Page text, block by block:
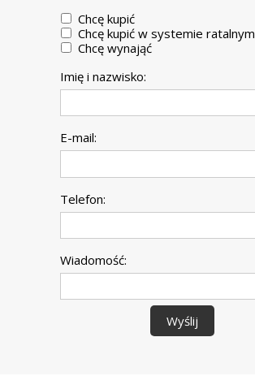
Chcę kupić
Chcę kupić w systemie ratalnym
Chcę wynająć
Imię i nazwisko:
E-mail:
Telefon:
Wiadomość:
Wyślij